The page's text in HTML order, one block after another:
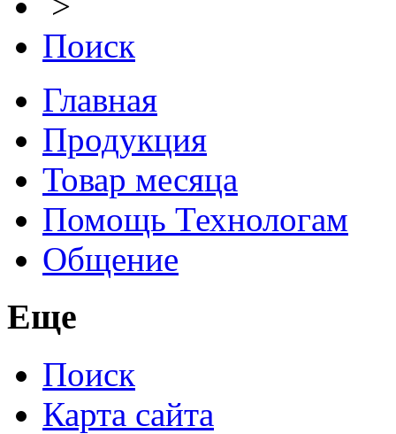
Поиск
Главная
Продукция
Товар месяца
Помощь Технологам
Общение
Еще
Поиск
Карта сайта